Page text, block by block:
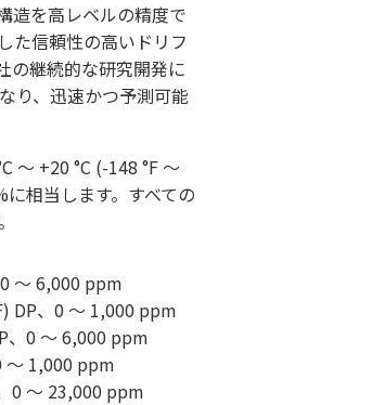
造を高レベルの精度で
た信頼性の高いドリフ
の継続的な研究開発に
り、迅速かつ予測可能
～ +20 °C (-148 °F ～
相当します。すべての
～ 6,000 ppm
DP、0 ～ 1,000 ppm
、0 ～ 6,000 ppm
～ 1,000 ppm
0 ～ 23,000 ppm